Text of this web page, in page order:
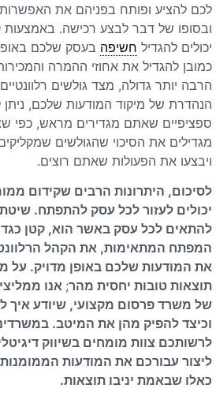
לכם להציע ופותח בפניהם את
יכולים להגדיל חשיפה בעסק שלכם
כמובן להגדיל את אחוזי ההמרה
הרבה יותר גדולה, מצד גולשים
הנהדרת של מיקוד המודעות שלכם, ניתן
ספציפיים שאתם מגדירים מראש, כפי
מגדילים את הסיכוי שהגולשים
ויבצעו את הפעולות שאתם רוצים.
יכולים לעזור לכל עסק להתפתח. שיטת
להתאים לכל עסק באשר הוא, קטן
המפתח המתאימות, את הקהל
את המודעות שלכם באופן מדויק. על
תוצאות טובות יחסית מהר; אנו
של משרד פרסום מקצועי, שיודע איך
וכיצד להפיק מהן את המיטב.
לרשותכם צוות מומחים בשיווק
ליצור עבורכם את המודעות הממומנות
כאלו שבאמת יניבו תוצאות.